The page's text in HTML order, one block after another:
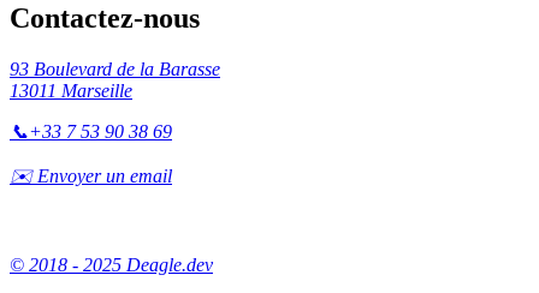
Contactez-nous
93 Boulevard de la Barasse
13011 Marseille
📞+33 7 53 90 38 69
✉️ Envoyer un email
© 2018 - 2025 Deagle.dev